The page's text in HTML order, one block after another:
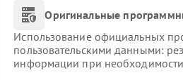
Оригинальные
Использование официальных
пользовательскими данными:
информации при необходимости